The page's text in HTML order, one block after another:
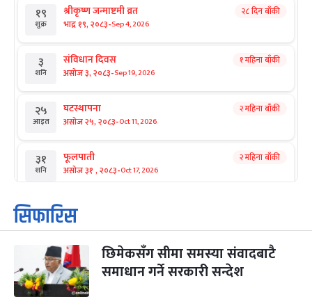
१९
शुक्र
श्रीकृष्ण जन्माष्टमी व्रत
भाद्र १९, २०८३-Sep 4, 2026
२८ दिन बाँकी
३
शनि
संविधान दिवस
असोज ३, २०८३-Sep 19, 2026
१ महिना बाँकी
२५
आइत
घटस्थापना
असोज २५, २०८३-Oct 11, 2026
२ महिना बाँकी
३१
शनि
फूलपाती
असोज ३१ , २०८३-Oct 17, 2026
२ महिना बाँकी
१
आइत
कार्तिक सङ्क्रान्ति
कार्तिक १, २०८३
३
मंगल
महानवमी
कार्तिक ३, २०८३-Oct 20, 2026
२ महिना बाँकी
सिफारिस
छिमेकसँग सीमा समस्या संवादबाटै
समाधान गर्ने सरकारी सन्देश